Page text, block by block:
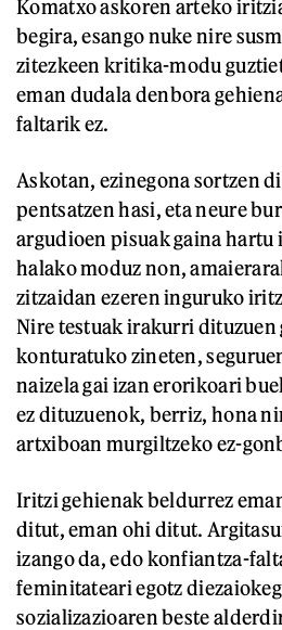
Komatxo askoren arteko
begira, esango nuke nire
zitezkeen kritika-modu
eman dudala denbora
faltarik ez.
Askotan, ezinegona sortzen
pentsatzen hasi, eta neure
argudioen pisuak gaina
halako moduz non,
zitzaidan ezeren inguruko
Nire testuak irakurri dituzuen
konturatuko zineten,
naizela gai izan erorikoari
ez dituzuenok, berriz, hona
artxiboan murgiltzeko ez-
Iritzi gehienak beldurrez
ditut, eman ohi ditut.
izango da, edo konfiantza-
feminitateari egotz
sozializazioaren beste